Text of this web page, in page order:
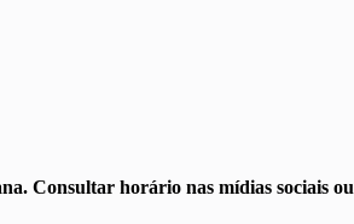
Consultar horário nas mídias sociais ou